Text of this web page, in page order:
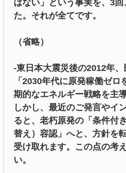
はない」という事実を、3
た。それが全てです。
（省略）
-東日本大震災後の2012年
「2030年代に原発稼働ゼ
期的なエネルギー戦略を主
しかし、最近のご発言やイ
ると、老朽原発の「条件付
替え）容認」へと、方針を
受け取れます。この点の考
い。